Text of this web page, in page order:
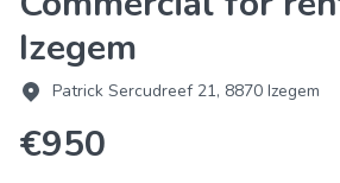
Izegem
Patrick Sercudreef 21, 8870 Izegem
€950